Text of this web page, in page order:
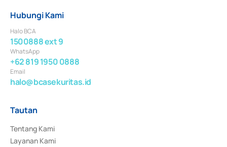
Hubungi Kami
Halo BCA
1500888 ext 9
WhatsApp
+62 819 1950 0888
Email
halo@bcasekuritas.id
Tautan
Tentang Kami
Layanan Kami